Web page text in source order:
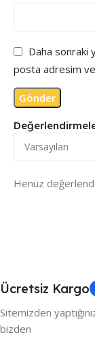
Henüz
Daha sonraki
posta adresim
Ücretsiz Kargo
Sitemizden
bizden